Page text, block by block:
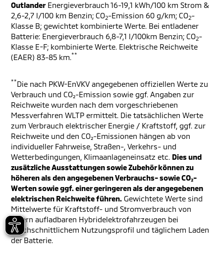
Outlander Energieverbrauch 16-19,1 kWh/100 km Strom &
2,6-2,7 l/100 km Benzin; CO2-Emission 60 g/km; CO2-
Klasse B; gewichtet kombinierte Werte. Bei entladener
Batterie: Energieverbrauch 6,8-7,1 l/100km Benzin; CO2-
Klasse E-F; kombinierte Werte. Elektrische Reichweite
(EAER) 83-85 km.**
**Die nach PKW-EnVKV angegebenen offiziellen Werte zu
Verbrauch und CO₂-Emission sowie ggf. Angaben zur
Reichweite wurden nach dem vorgeschriebenen
Messverfahren WLTP ermittelt. Die tatsächlichen Werte
zum Verbrauch elektrischer Energie / Kraftstoff, ggf. zur
Reichweite und den CO₂-Emissionen hängen ab von
individueller Fahrweise, Straßen-, Verkehrs- und
Wetterbedingungen, Klimaanlageneinsatz etc. Dies und
zusätzliche Ausstattungen sowie Zubehör können zu
höheren als den angegebenen Verbrauchs- sowie CO₂-
Werten sowie ggf. einer geringeren als der angegebenen
elektrischen Reichweite führen. Gewichtete Werte sind
Mittelwerte für Kraftstoff- und Stromverbrauch von
extern aufladbaren Hybridelektrofahrzeugen bei
durchschnittlichem Nutzungsprofil und täglichem Laden
der Batterie.